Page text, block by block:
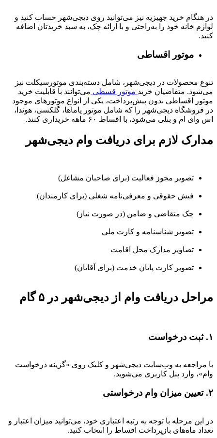
در هنگام خرید جهیزیه نیز می‌توانید روی دیجی‌شهر حساب کنید و
لوازم خانه خود را به‌راحتی و با ارائه چک، به سبد خریدتان اضافه
کنید.
موتور اقساطی
تنوع محصولات در دیجی‌شهر، شامل دسته‌بندی موتورسیکلت نیز
می‌شود. متقاضیان خرید موتور قسطی می‌توانند با قابلیت خرید
موتور اقساطی بدون پیش‌پرداخت، یکی از انواع موتورهای موجود
در فروشگاه دیجی‌شهر را که شامل موتور یاماها، گلکسی، هوندا،
اس وای ام و بنلی می‌شود، با اقساط ۶۰ ماهه خریداری کنند.
مدارک لازم برای دریافت وام دیجی‌شهر
تصویر مجوز فعالیت (برای صاحبان مشاغل)
فیش حقوقی و معرفی‌نامه شغلی (برای کارمندان)
چک متقاضی و ضامن (در صورت نیاز)
تصویر شناسنامه و کارت ملی
تصاویر مدارک محل اقامت
تصویر کارت پایان خدمت (برای آقایان)
مراحل دریافت وام از دیجی‌شهر در ۵ گام
۱. ثبت درخواست
با مراجعه به وب‌سایت دیجی‌شهر و کلیک روی «گزینه درخواست
وام»، وارد پنل کاربری می‌شوید.
۲. تعیین میزان وام درخواستی
در این مرحله با توجه به رتبه اعتباری خود، می‌توانید میزان اعتبار و
تعداد ماه‌های بازپرداخت اقساط را انتخاب کنید.